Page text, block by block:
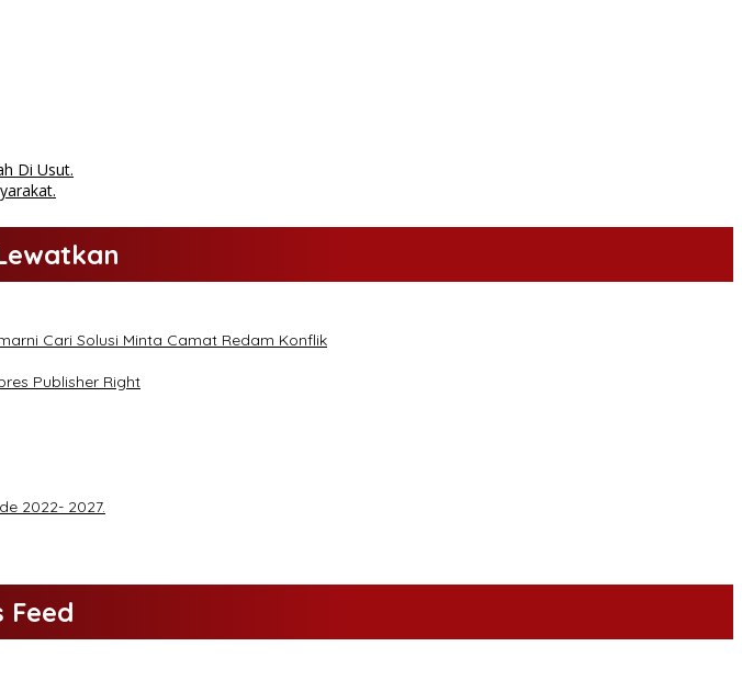
Di Usut.
Cari Solusi Minta Camat Redam Konflik
Publisher Right
2022- 2027.
Feed